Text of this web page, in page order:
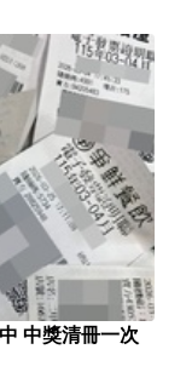
中獎清冊一次